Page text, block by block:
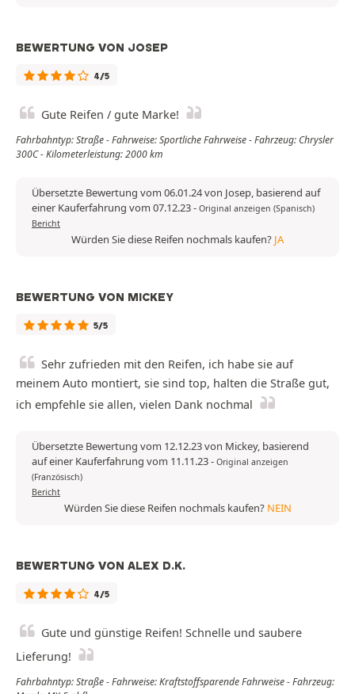
BEWERTUNG VON JOSEP
4/5
Gute Reifen / gute Marke!
Fahrbahntyp: Straße - Fahrweise: Sportliche Fahrweise - Fahrzeug: Chrysler
300C - Kilometerleistung: 2000 km
Übersetzte Bewertung vom 06.01.24 von Josep, basierend auf
einer Kauferfahrung vom 07.12.23- Original anzeigen (Spanisch)
Bericht
Würden Sie diese Reifen nochmals kaufen? JA
BEWERTUNG VON MICKEY
5/5
Sehr zufrieden mit den Reifen, ich habe sie auf
meinem Auto montiert, sie sind top, halten die Straße gut,
ich empfehle sie allen, vielen Dank nochmal
Übersetzte Bewertung vom 12.12.23 von Mickey, basierend
auf einer Kauferfahrung vom 11.11.23- Original anzeigen
(Französisch)
Bericht
Würden Sie diese Reifen nochmals kaufen? NEIN
BEWERTUNG VON ALEX D.K.
4/5
Gute und günstige Reifen! Schnelle und saubere
Lieferung!
Fahrbahntyp: Straße - Fahrweise: Kraftstoffsparende Fahrweise - Fahrzeug: